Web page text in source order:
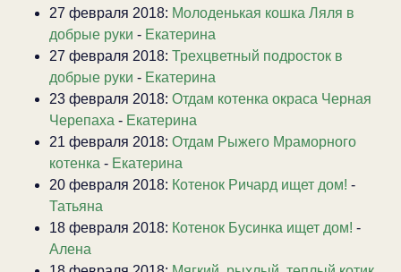
27 февраля 2018: Молоденькая кошка Ляля в
добрые руки - Екатерина
27 февраля 2018: Трехцветный подросток в
добрые руки - Екатерина
23 февраля 2018: Отдам котенка окраса Черная
Черепаха - Екатерина
21 февраля 2018: Отдам Рыжего Мраморного
котенка - Екатерина
20 февраля 2018: Котенок Ричард ищет дом! -
Татьяна
18 февраля 2018: Котенок Бусинка ищет дом! -
Алена